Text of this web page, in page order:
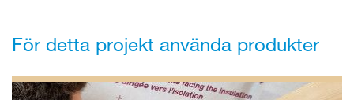
För detta projekt använda produkter